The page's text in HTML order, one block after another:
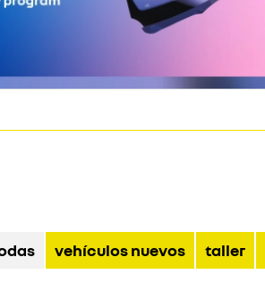
vehículos nuevos taller